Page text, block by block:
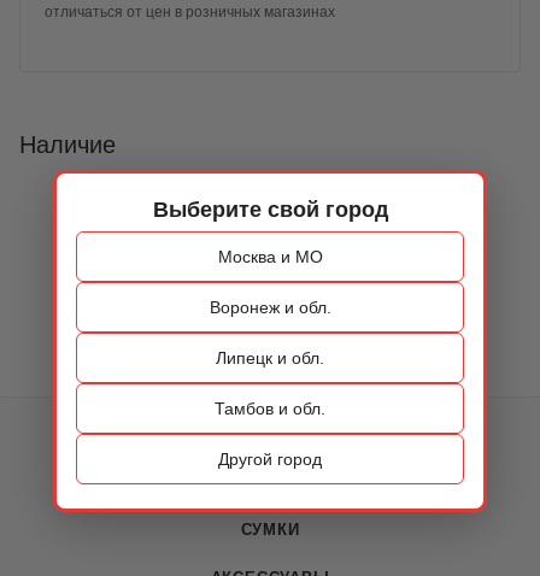
Выберите свой город
Москва и МО
Воронеж и обл.
Липецк и обл.
Тамбов и обл.
Другой город
отличаться от цен в розничных магазинах
Наличие
КАТАЛОГ
ОБУВЬ
СУМКИ